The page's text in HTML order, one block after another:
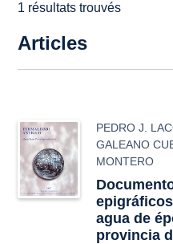
1 résultats trouvés
Articles
PEDRO J.
GALEANO
MONTERO
agua de
provincia